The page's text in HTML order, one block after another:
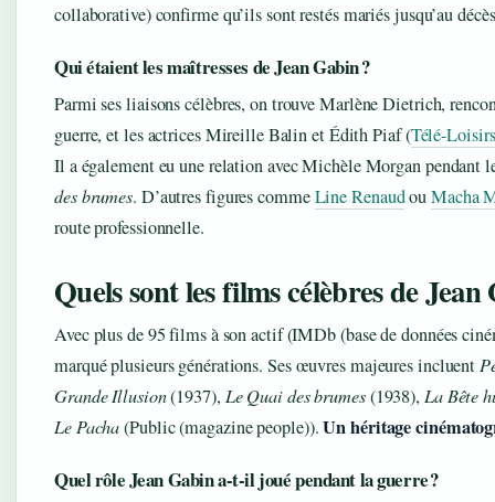
collaborative) confirme qu’ils sont restés mariés jusqu’au
Qui étaient les maîtresses de Jean Gabin ?
Parmi ses liaisons célèbres, on trouve Marlène Dietrich,
guerre, et les actrices Mireille Balin et Édith Piaf (Télé-
Il a également eu une relation avec Michèle Morgan pendant
des brumes. D’autres figures commeLine RenaudouMacha
route professionnelle.
Quels sont les films célèbres de Jean
Avec plus de 95 films à son actif (IMDb (base de données
marqué plusieurs générations. Ses œuvres majeures incluent
Grande Illusion(1937), Le Quai des brumes(1938), La Bête
Le Pacha(Public (magazine people)).Un héritage
Quel rôle Jean Gabin a-t-il joué pendant la guerre ?